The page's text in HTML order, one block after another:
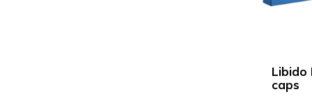
Libido
caps